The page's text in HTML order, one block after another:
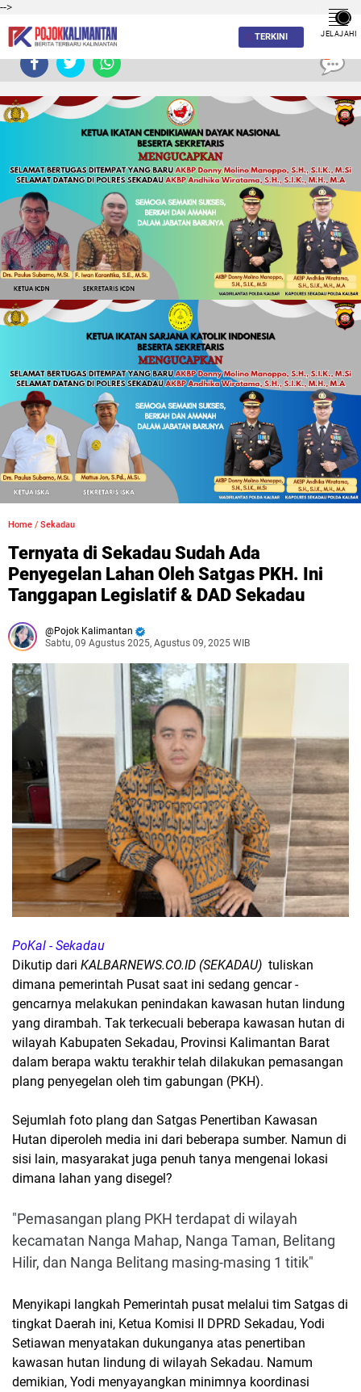
-->
TERKINI JELAJAHI
Home / Sekadau
Ternyata di Sekadau Sudah Ada
Penyegelan Lahan Oleh Satgas PKH. Ini
Tanggapan Legislatif & DAD Sekadau
Pojok Kalimantan
Sabtu, 09 Agustus 2025, Agustus 09, 2025 WIB
PoKal - Sekadau
Dikutip dari KALBARNEWS.CO.ID (SEKADAU) tuliskan
dimana pemerintah Pusat saat ini sedang gencar -
gencarnya melakukan penindakan kawasan hutan lindung
yang dirambah. Tak terkecuali beberapa kawasan hutan di
wilayah Kabupaten Sekadau, Provinsi Kalimantan Barat
dalam berapa waktu terakhir telah dilakukan pemasangan
plang penyegelan oleh tim gabungan (PKH).
Sejumlah foto plang dan Satgas Penertiban Kawasan
Hutan diperoleh media ini dari beberapa sumber. Namun di
sisi lain, masyarakat juga penuh tanya mengenai lokasi
dimana lahan yang disegel?
"Pemasangan plang PKH terdapat di wilayah
kecamatan Nanga Mahap, Nanga Taman, Belitang
Hilir, dan Nanga Belitang masing-masing 1 titik"
Menyikapi langkah Pemerintah pusat melalui tim Satgas di
tingkat Daerah ini, Ketua Komisi II DPRD Sekadau, Yodi
Setiawan menyatakan dukunganya atas penertiban
kawasan hutan lindung di wilayah Sekadau. Namum
demikian, Yodi menyayangkan minimnya koordinasi